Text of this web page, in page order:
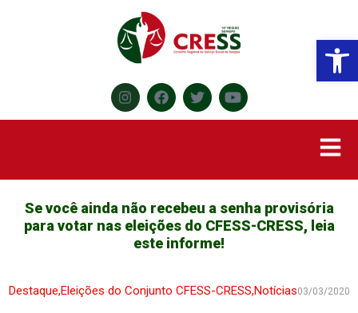
Se você ainda não recebeu a senha provisória
para votar nas eleições do CFESS-CRESS, leia
este informe!
Destaque,Eleições do Conjunto CFESS-CRESS,Notícias03/03/2020